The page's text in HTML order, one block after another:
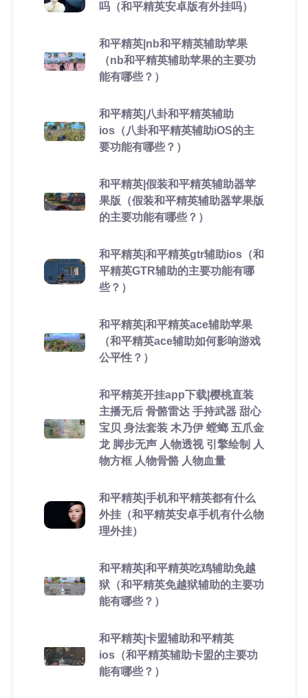
吗（和平精英安卓版有外挂吗）
和平精英|nb和平精英辅助苹果
（nb和平精英辅助苹果的主要功
能有哪些？）
和平精英|八卦和平精英辅助
ios（八卦和平精英辅助iOS的主
要功能有哪些？）
和平精英|假装和平精英辅助器苹
果版（假装和平精英辅助器苹果版
的主要功能有哪些？）
和平精英|和平精英gtr辅助ios（和
平精英GTR辅助的主要功能有哪
些？）
和平精英|和平精英ace辅助苹果
（和平精英ace辅助如何影响游戏
公平性？）
和平精英开挂app下载|樱桃直装
主播无后 骨骼雷达 手持武器 甜心
宝贝 身法套装 木乃伊 螳螂 五爪金
龙 脚步无声 人物透视 引擎绘制 人
物方框 人物骨骼 人物血量
和平精英|手机和平精英都有什么
外挂（和平精英安卓手机有什么物
理外挂）
和平精英|和平精英吃鸡辅助免越
狱（和平精英免越狱辅助的主要功
能有哪些？）
和平精英|卡盟辅助和平精英
ios（和平精英辅助卡盟的主要功
能有哪些？）